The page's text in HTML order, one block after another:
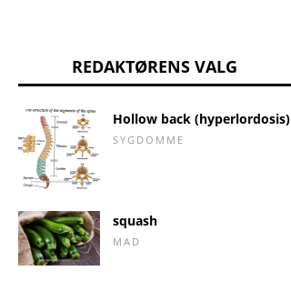
REDAKTØRENS VALG
Hollow back (hyperlordosis)
SYGDOMME
squash
MAD